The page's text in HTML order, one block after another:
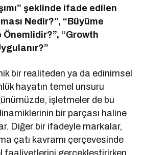
şeklinde ifade edilen
Nedir?”, “Büyüme
Önemlidir?”, “Growth
bir realiteden ya da edinimsel
hayatın temel unsuru
işletmeler de bu
bir parçası haline
Diğer bir ifadeyle markalar,
çatı kavramı çerçevesinde
faaliyetlerini gerçekleştirirken,